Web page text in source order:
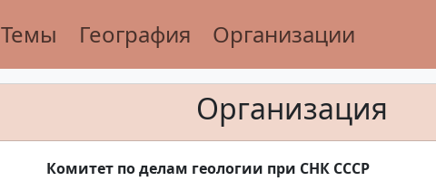
Темы География Организации
Организация
Комитет по делам геологии при СНК СССР